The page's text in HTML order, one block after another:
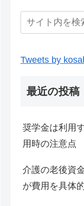
Tweets by
最近の投稿
奨学金は利用
用時の注意点
介護の老後資
が費用を具体